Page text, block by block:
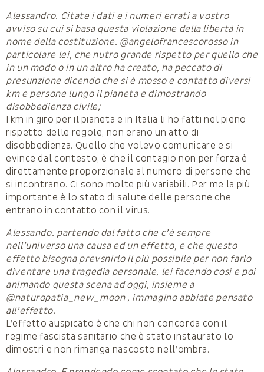
Alessandro. Citate i dati e i numeri errati a vostro
avviso su cui si basa questa violazione della libertà in
nome della costituzione. @angelofrancescorosso in
particolare lei, che nutro grande rispetto per quello che
in un modo o in un altro ha creato, ha peccato di
presunzione dicendo che si è mosso e contatto diversi
km e persone lungo il pianeta e dimostrando
disobbedienza civile;
I km in giro per il pianeta e in Italia li ho fatti nel pieno
rispetto delle regole, non erano un atto di
disobbedienza. Quello che volevo comunicare e si
evince dal contesto, è che il contagio non per forza è
direttamente proporzionale al numero di persone che
si incontrano. Ci sono molte più variabili. Per me la più
importante è lo stato di salute delle persone che
entrano in contatto con il virus.
Alessando. partendo dal fatto che c’è sempre
nell’universo una causa ed un effetto, e che questo
effetto bisogna prevsnirlo il più possibile per non farlo
diventare una tragedia personale, lei facendo così e poi
animando questa scena ad oggi, insieme a
@naturopatia_new_moon , immagino abbiate pensato
all’effetto.
L’effetto auspicato è che chi non concorda con il
regime fascista sanitario che è stato instaurato lo
dimostri e non rimanga nascosto nell’ombra.